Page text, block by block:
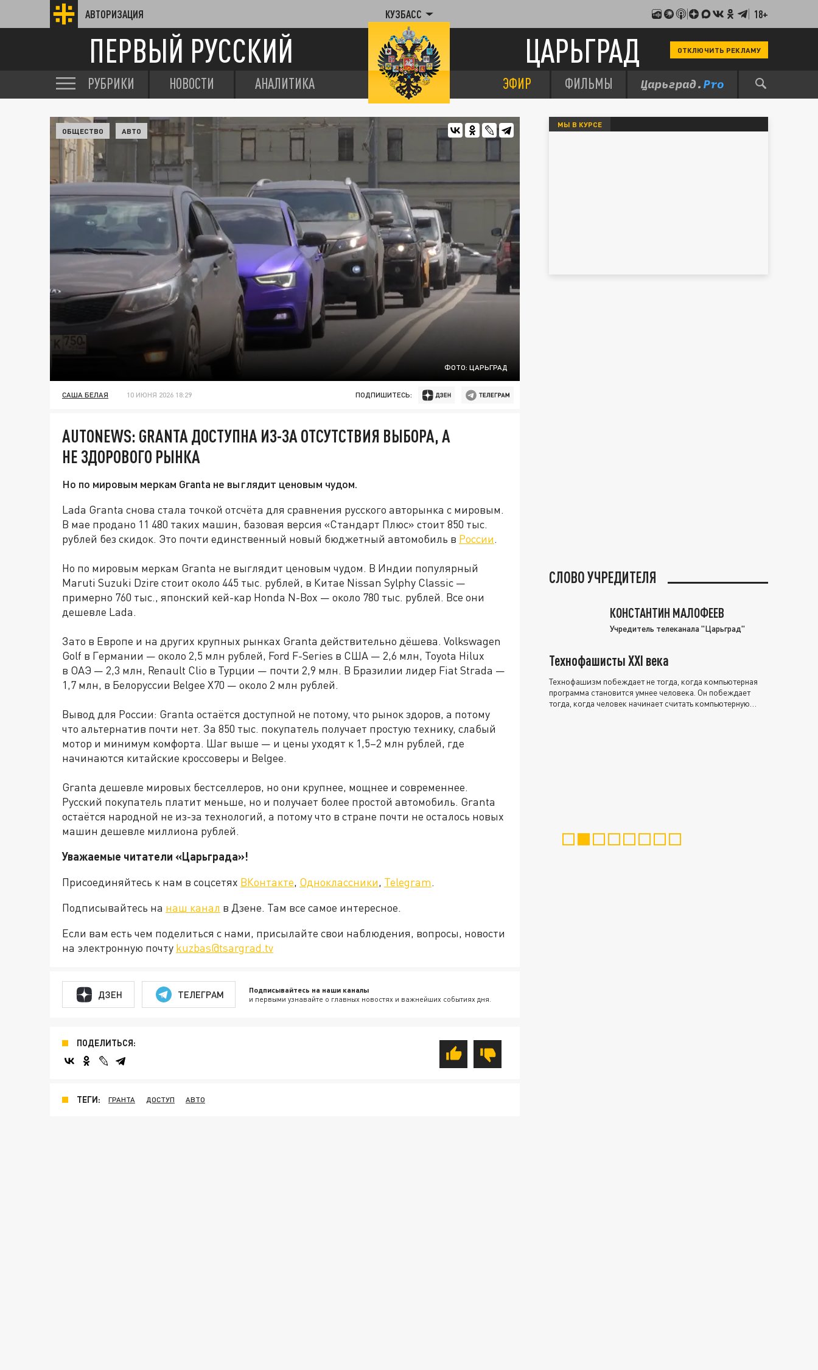
АВТОРИЗАЦИЯ КУЗБАСС 18+
ПЕРВЫЙ РУССКИЙ ЦАРЬГРАД ОТКЛЮЧИТЬ РЕКЛАМУ
РУБРИКИ НОВОСТИ АНАЛИТИКА ЭФИР ФИЛЬМЫ
ФОТО: ЦАРЬГРАД
ОБЩЕСТВО АВТО
САША БЕЛАЯ 10 ИЮНЯ 2026 18:29 ПОДПИШИТЕСЬ:
AUTONEWS: GRANTA ДОСТУПНА ИЗ-ЗА ОТСУТСТВИЯ ВЫБОРА, А
НЕ ЗДОРОВОГО РЫНКА
Но по мировым меркам Granta не выглядит ценовым чудом.
Lada Granta снова стала точкой отсчёта для сравнения русского авторынка с мировым.
В мае продано 11 480 таких машин, базовая версия «Стандарт Плюс» стоит 850 тыс.
рублей без скидок. Это почти единственный новый бюджетный автомобиль в России.
Но по мировым меркам Granta не выглядит ценовым чудом. В Индии популярный
Maruti Suzuki Dzire стоит около 445 тыс. рублей, в Китае Nissan Sylphy Classic —
примерно 760 тыс., японский кей-кар Honda N-Box — около 780 тыс. рублей. Все они
дешевле Lada.
Зато в Европе и на других крупных рынках Granta действительно дёшева. Volkswagen
Golf в Германии — около 2,5 млн рублей, Ford F-Series в США — 2,6 млн, Toyota Hilux
в ОАЭ — 2,3 млн, Renault Clio в Турции — почти 2,9 млн. В Бразилии лидер Fiat Strada —
1,7 млн, в Белоруссии Belgee X70 — около 2 млн рублей.
Вывод для России: Granta остаётся доступной не потому, что рынок здоров, а потому
что альтернатив почти нет. За 850 тыс. покупатель получает простую технику, слабый
мотор и минимум комфорта. Шаг выше — и цены уходят к 1,5–2 млн рублей, где
начинаются китайские кроссоверы и Belgee.
Granta дешевле мировых бестселлеров, но они крупнее, мощнее и современнее.
Русский покупатель платит меньше, но и получает более простой автомобиль. Granta
остаётся народной не из-за технологий, а потому что в стране почти не осталось новых
машин дешевле миллиона рублей.
Уважаемые читатели «Царьграда»!
Присоединяйтесь к нам в соцсетях ВКонтакте, Одноклассники, Telegram.
Подписывайтесь на наш канал в Дзене. Там все самое интересное.
Если вам есть чем поделиться с нами, присылайте свои наблюдения, вопросы, новости
на электронную почту kuzbas@tsargrad.tv
ДЗЕН ТЕЛЕГРАМ Подписывайтесь на наши каналы
и первыми узнавайте о главных новостях и важнейших событиях дня.
ПОДЕЛИТЬСЯ:
ТЕГИ: ГРАНТА ДОСТУП АВТО
МЫ В КУРСЕ
СЛОВО УЧРЕДИТЕЛЯ
КОНСТАНТИН МАЛОФЕЕВ
Учредитель телеканала "Царьград"
Технофашисты XXI века
Технофашизм побеждает не тогда, когда компьютерная
программа становится умнее человека. Он побеждает
тогда, когда человек начинает считать компьютерную